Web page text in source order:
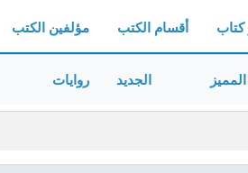
أقسام الكتب مؤلفين الكتب
المميز الجديد روايات